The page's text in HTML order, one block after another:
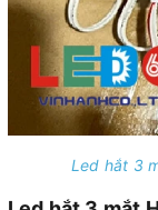
Led hắt 3